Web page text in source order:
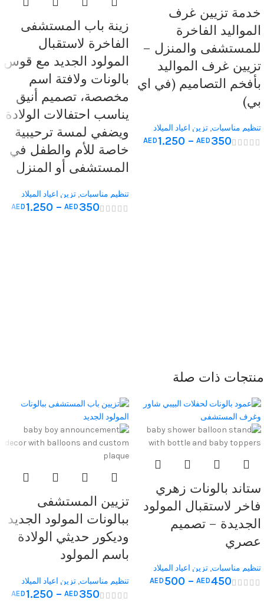
خدمة تزيين غرف
المواليد الفاخرة
للمستشفى والمنزل –
تزيين غرف المواليد
بأفخم التصاميم (في اي
بي)
تنظيم مناسبات, تزين اعياد الميلاد
للمنازل ,تزين غرف الولادة
AED 350
–
AED 1.250
زينة باب المستشفى
الفاخرة لاستقبال
المولود الجديد مع قوس
بالونات ولافتة اسم
مخصصة، تصميم أنيق
يناسب احتفالات الولادة
ويضفي لمسة ترحيبية
خاصة للأم والطفل في
المستشفى أو المنزل
تنظيم مناسبات, تزين اعياد الميلاد
للمنازل ,تزين غرف الولادة
AED 350
–
AED 1.250
منتجات ذات صلة
ستاند بالونات زهري
فاخر لاستقبال المولود
الجديدة – تصميم
عصري
تنظيم مناسبات, تزين اعياد الميلاد
للمنازل ,تزين غرف الولادة
AED450
–
AED 500
تزيين المستشفى
ببالونات المولود الجديد
وديكور حديثي الولادة
باسم المولود
تنظيم مناسبات, تزين اعياد الميلاد
للمنازل ,تزين غرف الولادة
AED 350
–
AED 1.250